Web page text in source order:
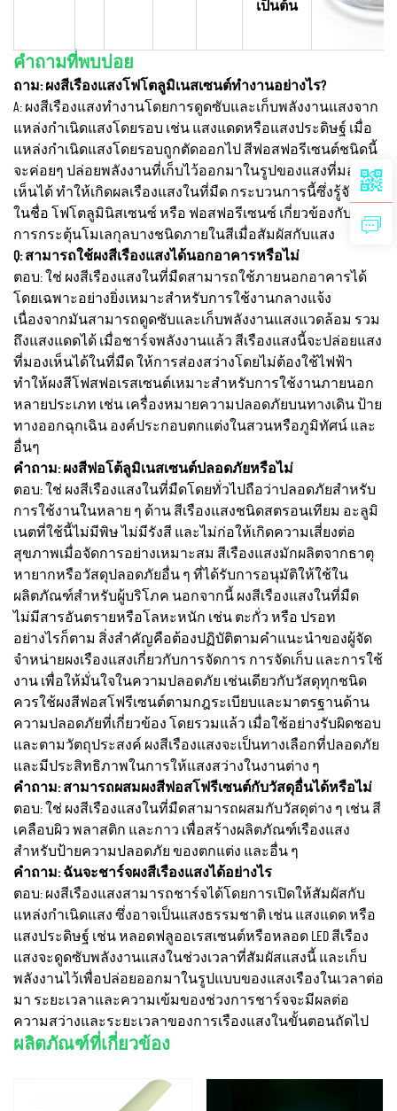
เป็นต้น
คำถามที่พบบ่อย
ถาม: ผงสีเรืองแสงโฟโตลูมิเนสเซนต์ทำงานอย่างไร?
A: ผงสีเรืองแสงทำงานโดยการดูดซับและเก็บพลังงานแสงจาก
แหล่งกำเนิดแสงโดยรอบ เช่น แสงแดดหรือแสงประดิษฐ์ เมื่อ
แหล่งกำเนิดแสงโดยรอบถูกตัดออกไป สีฟอสฟอรีเซนต์ชนิดนี้
จะค่อยๆ ปล่อยพลังงานที่เก็บไว้ออกมาในรูปของแสงที่มอง
เห็นได้ ทำให้เกิดผลเรืองแสงในที่มืด กระบวนการนี้ซึ่งรู้จักกัน
ในชื่อ โฟโตลูมินิสเซนซ์ หรือ ฟอสฟอรีเซนซ์ เกี่ยวข้องกับ
การกระตุ้นโมเลกุลบางชนิดภายในสีเมื่อสัมผัสกับแสง
Q: สามารถใช้ผงสีเรืองแสงได้นอกอาคารหรือไม่
ตอบ: ใช่ ผงสีเรืองแสงในที่มืดสามารถใช้ภายนอกอาคารได้
โดยเฉพาะอย่างยิ่งเหมาะสำหรับการใช้งานกลางแจ้ง
เนื่องจากมันสามารถดูดซับและเก็บพลังงานแสงแวดล้อม รวม
ถึงแสงแดดได้ เมื่อชาร์จพลังงานแล้ว สีเรืองแสงนี้จะปล่อยแสง
ที่มองเห็นได้ในที่มืด ให้การส่องสว่างโดยไม่ต้องใช้ไฟฟ้า
ทำให้ผงสีโฟสฟอเรสเซนต์เหมาะสำหรับการใช้งานภายนอก
หลายประเภท เช่น เครื่องหมายความปลอดภัยบนทางเดิน ป้าย
ทางออกฉุกเฉิน องค์ประกอบตกแต่งในสวนหรือภูมิทัศน์ และ
อื่นๆ
คำถาม: ผงสีฟอโต้ลูมิเนสเซนต์ปลอดภัยหรือไม่
ตอบ: ใช่ ผงสีเรืองแสงในที่มืดโดยทั่วไปถือว่าปลอดภัยสำหรับ
การใช้งานในหลาย ๆ ด้าน สีเรืองแสงชนิดสตรอนเทียม อะลูมิ
เนตที่ใช้นี้ไม่มีพิษ ไม่มีรังสี และไม่ก่อให้เกิดความเสี่ยงต่อ
สุขภาพเมื่อจัดการอย่างเหมาะสม สีเรืองแสงมักผลิตจากธาตุ
หายากหรือวัสดุปลอดภัยอื่น ๆ ที่ได้รับการอนุมัติให้ใช้ใน
ผลิตภัณฑ์สำหรับผู้บริโภค นอกจากนี้ ผงสีเรืองแสงในที่มืด
ไม่มีสารอันตรายหรือโลหะหนัก เช่น ตะกั่ว หรือ ปรอท
อย่างไรก็ตาม สิ่งสำคัญคือต้องปฏิบัติตามคำแนะนำของผู้จัด
จำหน่ายผงเรืองแสงเกี่ยวกับการจัดการ การจัดเก็บ และการใช้
งาน เพื่อให้มั่นใจในความปลอดภัย เช่นเดียวกับวัสดุทุกชนิด
ควรใช้ผงสีฟอสโฟรีเซนต์ตามกฎระเบียบและมาตรฐานด้าน
ความปลอดภัยที่เกี่ยวข้อง โดยรวมแล้ว เมื่อใช้อย่างรับผิดชอบ
และตามวัตถุประสงค์ ผงสีเรืองแสงจะเป็นทางเลือกที่ปลอดภัย
และมีประสิทธิภาพในการให้แสงสว่างในงานต่าง ๆ
คำถาม: สามารถผสมผงสีฟอสโฟรีเซนต์กับวัสดุอื่นได้หรือไม่
ตอบ: ใช่ ผงสีเรืองแสงในที่มืดสามารถผสมกับวัสดุต่าง ๆ เช่น สี
เคลือบผิว พลาสติก และกาว เพื่อสร้างผลิตภัณฑ์เรืองแสง
สำหรับป้ายความปลอดภัย ของตกแต่ง และอื่น ๆ
คำถาม: ฉันจะชาร์จผงสีเรืองแสงได้อย่างไร
ตอบ: ผงสีเรืองแสงสามารถชาร์จได้โดยการเปิดให้สัมผัสกับ
แหล่งกำเนิดแสง ซึ่งอาจเป็นแสงธรรมชาติ เช่น แสงแดด หรือ
แสงประดิษฐ์ เช่น หลอดฟลูออเรสเซนต์หรือหลอด LED สีเรือง
แสงจะดูดซับพลังงานแสงในช่วงเวลาที่สัมผัสแสงนี้ และเก็บ
พลังงานไว้เพื่อปล่อยออกมาในรูปแบบของแสงเรืองในเวลาต่อ
มา ระยะเวลาและความเข้มของช่วงการชาร์จจะมีผลต่อ
ความสว่างและระยะเวลาของการเรืองแสงในขั้นตอนถัดไป
ผลิตภัณฑ์ที่เกี่ยวข้อง